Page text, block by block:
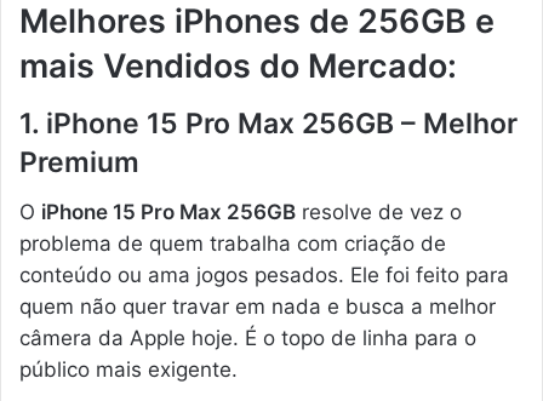
Melhores iPhones de 256GB e
mais Vendidos do Mercado:
1. iPhone 15 Pro Max 256GB – Melhor
Premium
O iPhone 15 Pro Max 256GB resolve de vez o
problema de quem trabalha com criação de
conteúdo ou ama jogos pesados. Ele foi feito para
quem não quer travar em nada e busca a melhor
câmera da Apple hoje. É o topo de linha para o
público mais exigente.